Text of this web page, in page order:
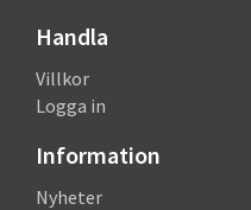
Handla
Villkor
Logga in
Information
Nyheter